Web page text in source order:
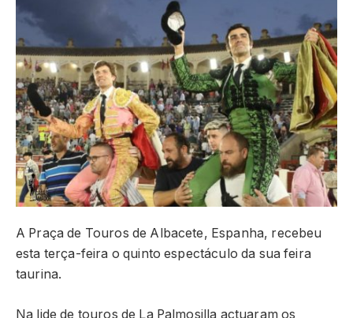
A Praça de Touros de Albacete, Espanha, recebeu
esta terça-feira o quinto espectáculo da sua feira
taurina.
Na lide de touros de La Palmosilla actuaram os